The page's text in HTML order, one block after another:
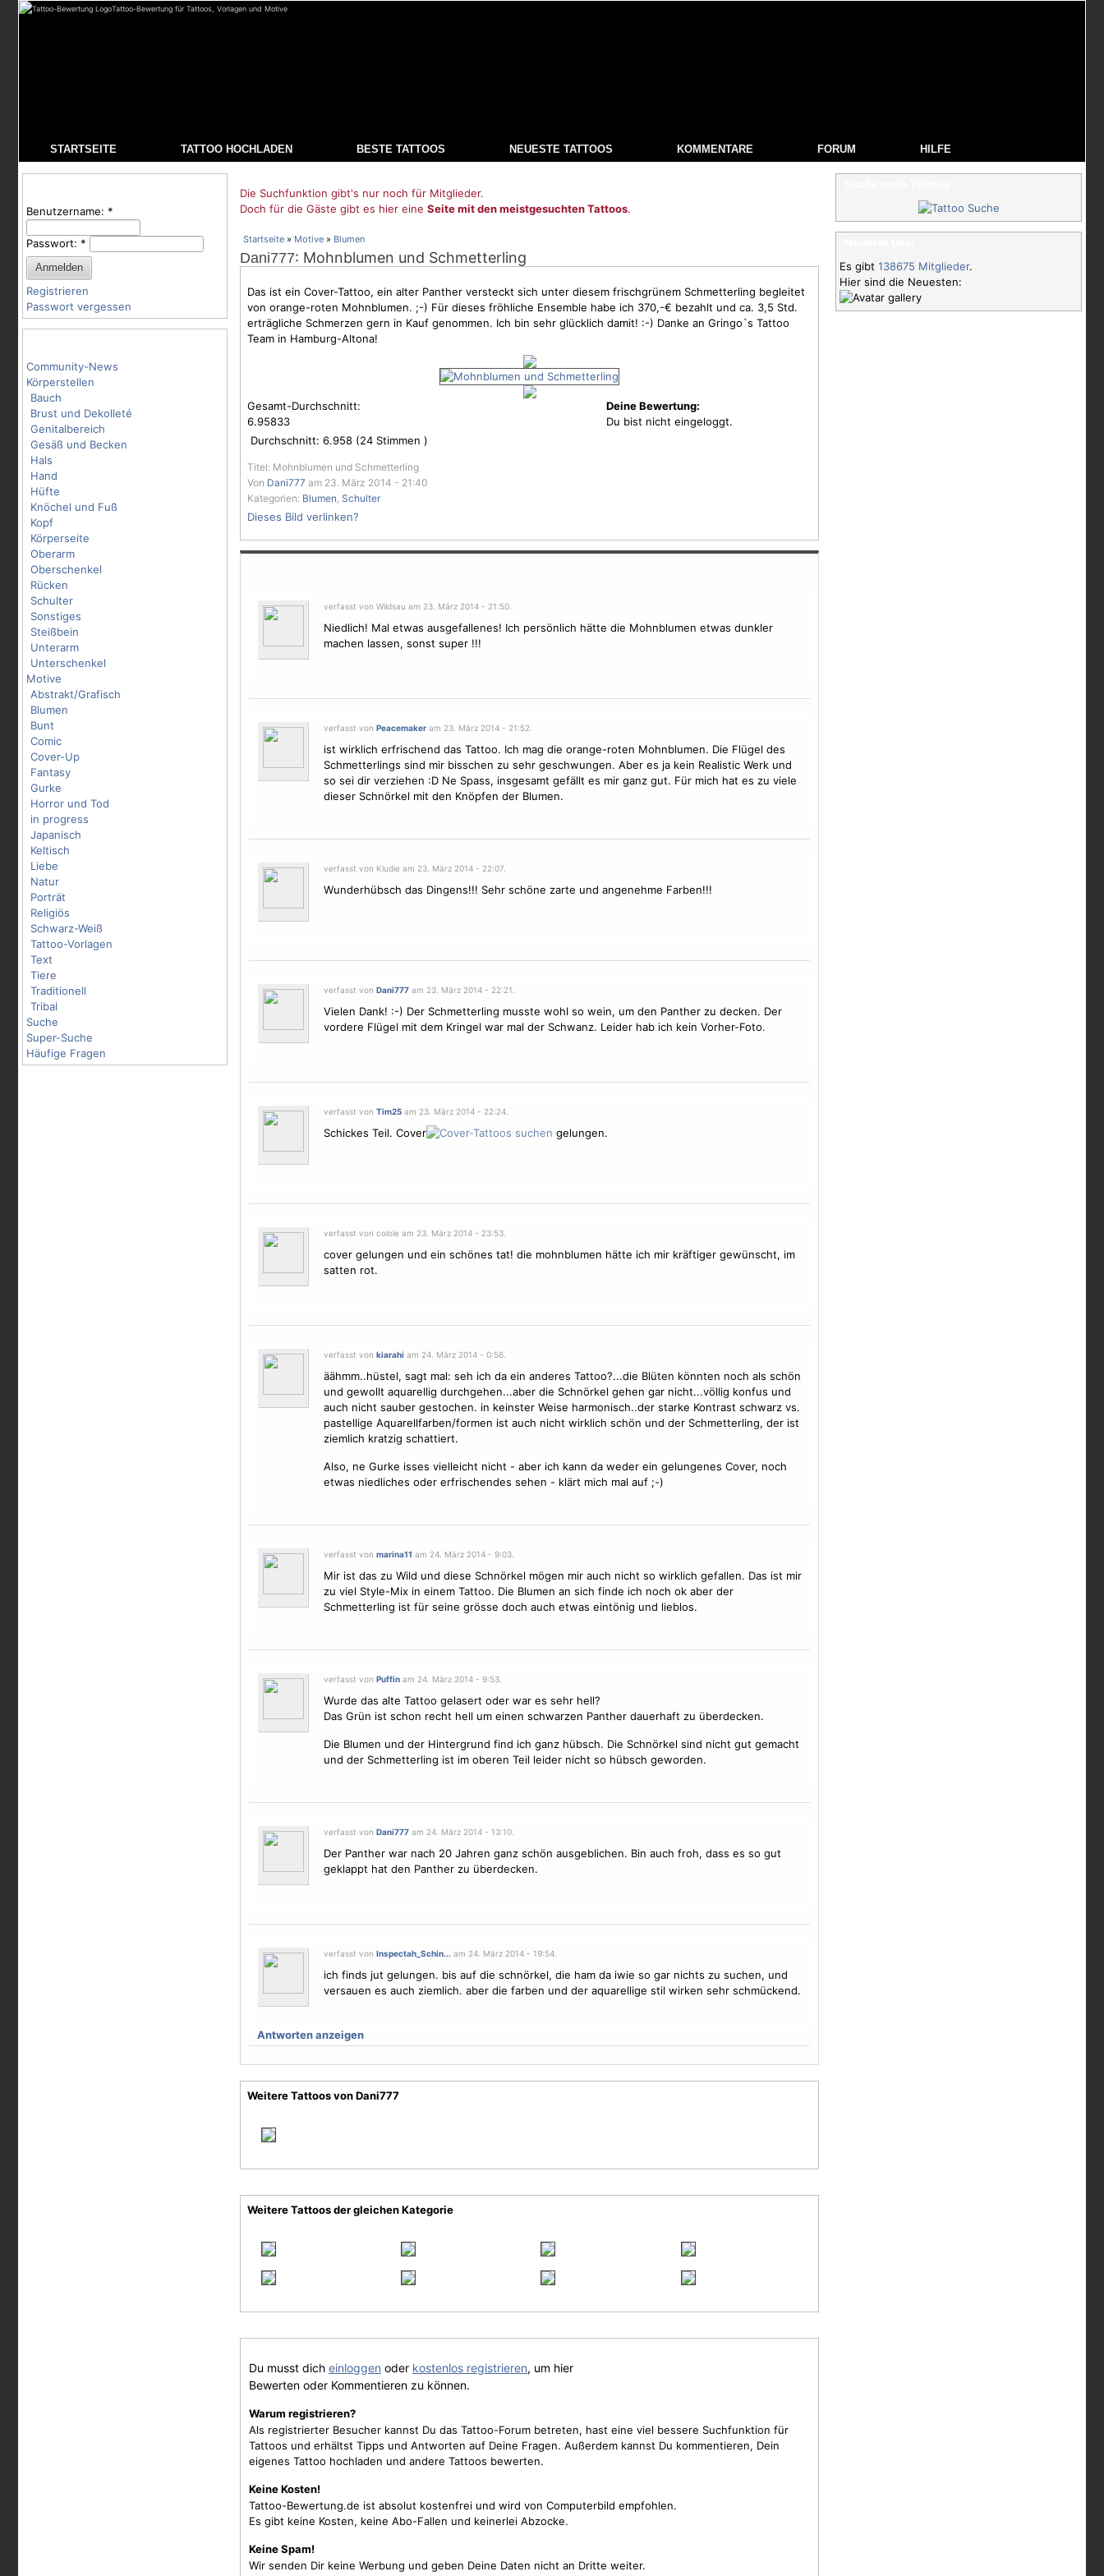
Tattoo-Bewertung für Tattoos, Vorlagen und Motive
STARTSEITE TATTOO HOCHLADEN BESTE TATTOOS NEUESTE TATTOOS KOMMENTARE FORUM HILFE
Benutzername: *
Passwort: *
Registrieren
Passwort vergessen
Community-News
Körperstellen
Bauch
Brust und Dekolleté
Genitalbereich
Gesäß und Becken
Hals
Hand
Hüfte
Knöchel und Fuß
Kopf
Körperseite
Oberarm
Oberschenkel
Rücken
Schulter
Sonstiges
Steißbein
Unterarm
Unterschenkel
Motive
Abstrakt/Grafisch
Blumen
Bunt
Comic
Cover-Up
Fantasy
Gurke
Horror und Tod
in progress
Japanisch
Keltisch
Liebe
Natur
Porträt
Religiös
Schwarz-Weiß
Tattoo-Vorlagen
Text
Tiere
Traditionell
Tribal
Suche
Super-Suche
Häufige Fragen
Die Suchfunktion gibt's nur noch für Mitglieder.
Doch für die Gäste gibt es hier eine Seite mit den meistgesuchten Tattoos.
Startseite » Motive » Blumen
Dani777: Mohnblumen und Schmetterling
Das ist ein Cover-Tattoo, ein alter Panther versteckt sich unter diesem frischgrünem Schmetterling begleitet
von orange-roten Mohnblumen. ;-) Für dieses fröhliche Ensemble habe ich 370,-€ bezahlt und ca. 3,5 Std.
erträgliche Schmerzen gern in Kauf genommen. Ich bin sehr glücklich damit! :-) Danke an Gringo`s Tattoo
Team in Hamburg-Altona!
Gesamt-Durchschnitt:
6.95833
Durchschnitt: 6.958 (24 Stimmen )
Deine Bewertung:
Du bist nicht eingeloggt.
Titel: Mohnblumen und Schmetterling
Von Dani777 am 23. März 2014 - 21:40
Kategorien: Blumen, Schulter
Dieses Bild verlinken?
verfasst von Wildsau am 23. März 2014 - 21:50.
Niedlich! Mal etwas ausgefallenes! Ich persönlich hätte die Mohnblumen etwas dunkler
machen lassen, sonst super !!!
verfasst von Peacemakeram 23. März 2014 - 21:52.
ist wirklich erfrischend das Tattoo. Ich mag die orange-roten Mohnblumen. Die Flügel des
Schmetterlings sind mir bisschen zu sehr geschwungen. Aber es ja kein Realistic Werk und
so sei dir verziehen :D Ne Spass, insgesamt gefällt es mir ganz gut. Für mich hat es zu viele
dieser Schnörkel mit den Knöpfen der Blumen.
verfasst von Kludie am 23. März 2014 - 22:07.
Wunderhübsch das Dingens!!! Sehr schöne zarte und angenehme Farben!!!
verfasst von Dani777am 23. März 2014 - 22:21.
Vielen Dank! :-) Der Schmetterling musste wohl so wein, um den Panther zu decken. Der
vordere Flügel mit dem Kringel war mal der Schwanz. Leider hab ich kein Vorher-Foto.
verfasst von Tim25am 23. März 2014 - 22:24.
Schickes Teil. Cover gelungen.
verfasst von colole am 23. März 2014 - 23:53.
cover gelungen und ein schönes tat! die mohnblumen hätte ich mir kräftiger gewünscht, im
satten rot.
verfasst von kiarahi am 24. März 2014 - 0:56.
äähmm..hüstel, sagt mal: seh ich da ein anderes Tattoo?...die Blüten könnten noch als schön
und gewollt aquarellig durchgehen...aber die Schnörkel gehen gar nicht...völlig konfus und
auch nicht sauber gestochen. in keinster Weise harmonisch..der starke Kontrast schwarz vs.
pastellige Aquarellfarben/formen ist auch nicht wirklich schön und der Schmetterling, der ist
ziemlich kratzig schattiert.
Also, ne Gurke isses vielleicht nicht - aber ich kann da weder ein gelungenes Cover, noch
etwas niedliches oder erfrischendes sehen - klärt mich mal auf ;-)
verfasst von marina11 am 24. März 2014 - 9:03.
Mir ist das zu Wild und diese Schnörkel mögen mir auch nicht so wirklich gefallen. Das ist mir
zu viel Style-Mix in einem Tattoo. Die Blumen an sich finde ich noch ok aber der
Schmetterling ist für seine grösse doch auch etwas eintönig und lieblos.
verfasst von Puffinam 24. März 2014 - 9:53.
Wurde das alte Tattoo gelasert oder war es sehr hell?
Das Grün ist schon recht hell um einen schwarzen Panther dauerhaft zu überdecken.
Die Blumen und der Hintergrund find ich ganz hübsch. Die Schnörkel sind nicht gut gemacht
und der Schmetterling ist im oberen Teil leider nicht so hübsch geworden.
verfasst von Dani777am 24. März 2014 - 13:10.
Der Panther war nach 20 Jahren ganz schön ausgeblichen. Bin auch froh, dass es so gut
geklappt hat den Panther zu überdecken.
verfasst von Inspectah_Schin... am 24. März 2014 - 19:54.
ich finds jut gelungen. bis auf die schnörkel, die ham da iwie so gar nichts zu suchen, und
versauen es auch ziemlich. aber die farben und der aquarellige stil wirken sehr schmückend.
Antworten anzeigen
Weitere Tattoos von Dani777
Weitere Tattoos der gleichen Kategorie
Du musst dich einloggen oder kostenlos registrieren, um hier
Bewerten oder Kommentieren zu können.
Warum registrieren?
Als registrierter Besucher kannst Du das Tattoo-Forum betreten, hast eine viel bessere Suchfunktion für
Tattoos und erhältst Tipps und Antworten auf Deine Fragen. Außerdem kannst Du kommentieren, Dein
eigenes Tattoo hochladen und andere Tattoos bewerten.
Keine Kosten!
Tattoo-Bewertung.de ist absolut kostenfrei und wird von Computerbild empfohlen.
Es gibt keine Kosten, keine Abo-Fallen und keinerlei Abzocke.
Keine Spam!
Wir senden Dir keine Werbung und geben Deine Daten nicht an Dritte weiter.
Es gibt 138675 Mitglieder.
Hier sind die Neuesten: